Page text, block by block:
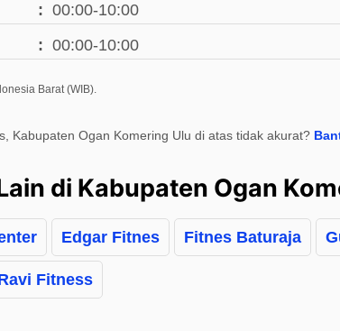
00:00-10:00
00:00-10:00
Barat (WIB).
Kabupaten Ogan Komering Ulu di atas tidak akurat?
di Kabupaten Ogan
Edgar Fitnes Fitnes Baturaja
Fitness